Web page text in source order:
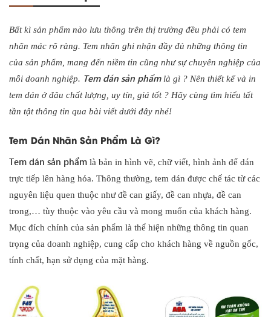
Bất kì sản phẩm nào lưu thông trên thị trường đều phải có tem
nhãn mác rõ ràng. Tem nhãn ghi nhận đầy đủ những thông tin
của sản phẩm, mang đến niềm tin cũng như sự chuyên nghiệp của
mỗi doanh nghiệp. Tem dán sản phẩmlà gì ? Nên thiết kế và in
tem dán ở đâu chất lượng, uy tín, giá tốt ? Hãy cùng tìm hiểu tất
tần tật thông tin qua bài viết dưới đây nhé!
Tem Dán Nhãn Sản Phẩm Là Gì?
Tem dán sản phẩm là bản in hình vẽ, chữ viết, hình ảnh để dán
trực tiếp lên hàng hóa. Thông thường, tem dán được chế tác từ các
nguyên liệu quen thuộc như đề can giấy, đề can nhựa, đề can
trong,… tùy thuộc vào yêu cầu và mong muốn của khách hàng.
Mục đích chính của sản phẩm là thể hiện những thông tin quan
trọng của doanh nghiệp, cung cấp cho khách hàng về nguồn gốc,
tính chất, hạn sử dụng của mặt hàng.